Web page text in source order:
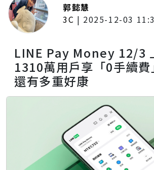
郭懿慧
3C | 2025-12-03
LINE Pay Money 12/3
1310萬用戶享「0手續
還有多重好康